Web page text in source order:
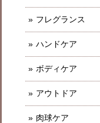
フレグランス
ハンドケア
ボディケア
アウトドア
肉球ケア